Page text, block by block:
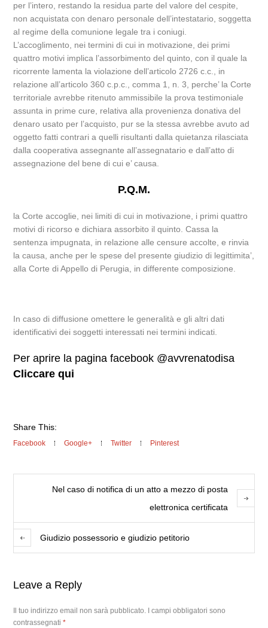
per l’intero, restando la residua parte del valore del cespite,
non acquistata con denaro personale dell’intestatario, soggetta
al regime della comunione legale tra i coniugi.
L’accoglimento, nei termini di cui in motivazione, dei primi
quattro motivi implica l’assorbimento del quinto, con il quale la
ricorrente lamenta la violazione dell’articolo 2726 c.c., in
relazione all’articolo 360 c.p.c., comma 1, n. 3, perche’ la Corte
territoriale avrebbe ritenuto ammissibile la prova testimoniale
assunta in prime cure, relativa alla provenienza donativa del
denaro usato per l’acquisto, pur se la stessa avrebbe avuto ad
oggetto fatti contrari a quelli risultanti dalla quietanza rilasciata
dalla cooperativa assegnante all’assegnatario e dall’atto di
assegnazione del bene di cui e’ causa.
P.Q.M.
la Corte accoglie, nei limiti di cui in motivazione, i primi quattro
motivi di ricorso e dichiara assorbito il quinto. Cassa la
sentenza impugnata, in relazione alle censure accolte, e rinvia
la causa, anche per le spese del presente giudizio di legittimita’,
alla Corte di Appello di Perugia, in differente composizione.
In caso di diffusione omettere le generalità e gli altri dati
identificativi dei soggetti interessati nei termini indicati.
Per aprire la pagina facebook @avvrenatodisa
Cliccare qui
Share This:
Facebook Google+ Twitter Pinterest
Nel caso di notifica di un atto a mezzo di posta
elettronica certificata
Giudizio possessorio e giudizio petitorio
Leave a Reply
Il tuo indirizzo email non sarà pubblicato.
I campi obbligatori sono
contrassegnati*